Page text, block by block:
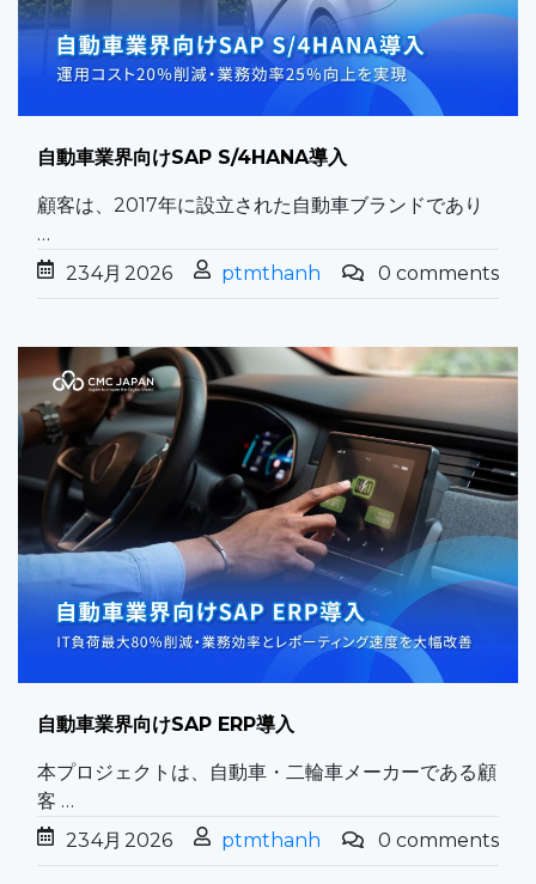
自動車業界向けSAP S/4HANA導入
顧客は、2017年に設立された自動車ブランドであり
…
234月 2026 ptmthanh 0 comments
自動車業界向けSAP ERP導入
本プロジェクトは、自動車・二輪車メーカーである顧
客 …
234月 2026 ptmthanh 0 comments